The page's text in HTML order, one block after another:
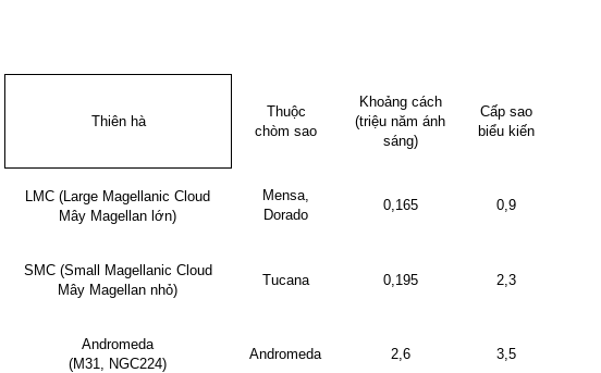
Thiên hà
Thuộc
chòm sao
Khoảng cách
(triệu năm ánh
sáng)
Cấp sao
biểu kiến
LMC (Large Magellanic Cloud
Mây Magellan lớn)
Mensa,
Dorado
0,165 0,9
SMC (Small Magellanic Cloud
Mây Magellan nhỏ)
Tucana 0,195 2,3
Andromeda
(M31, NGC224)
Andromeda 2,6 3,5